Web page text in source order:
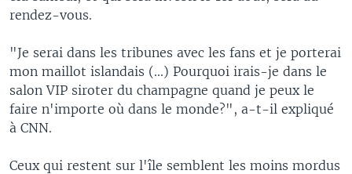
rendez-vous.
"Je serai dans les tribunes avec les fans et je porterai
mon maillot islandais (...) Pourquoi irais-je dans le
salon VIP siroter du champagne quand je peux le
faire n'importe où dans le monde?", a-t-il expliqué
à CNN.
Ceux qui restent sur l'île semblent les moins mordus